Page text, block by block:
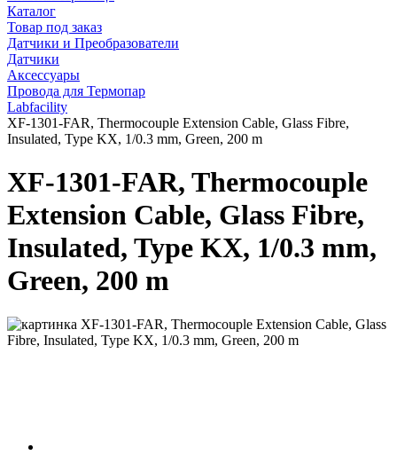
Каталог
Товар под заказ
Датчики и Преобразователи
Датчики
Аксессуары
Провода для Термопар
Labfacility
XF-1301-FAR, Thermocouple Extension Cable, Glass Fibre,
Insulated, Type KX, 1/0.3 mm, Green, 200 m
XF-1301-FAR, Thermocouple
Extension Cable, Glass Fibre,
Insulated, Type KX, 1/0.3 mm,
Green, 200 m